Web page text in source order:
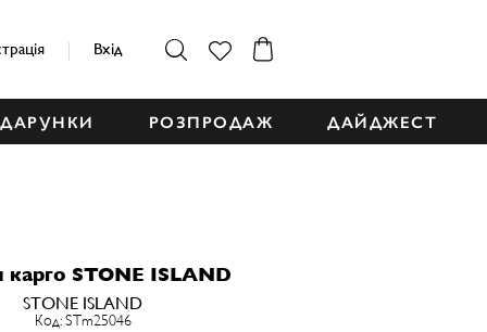
Вхід
РОЗПРОДАЖ ДАЙДЖЕСТ
STONE ISLAND
STONE ISLAND
Код: STm25046